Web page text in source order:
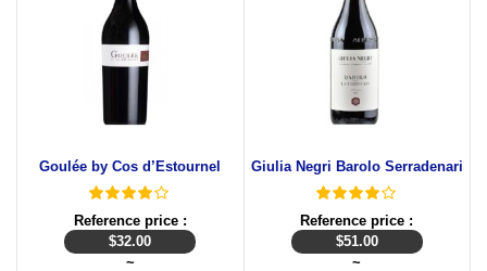
Goulée by Cos d’Estournel
Reference price :
$32.00
~
Giulia Negri Barolo Serradenari
Reference price :
$51.00
~